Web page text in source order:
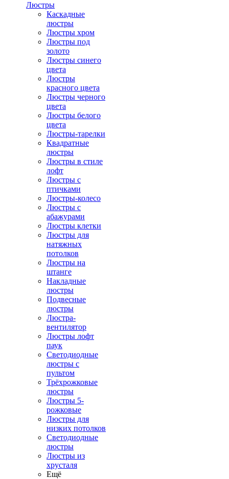
Люстры
Каскадные
люстры
Люстры хром
Люстры под
золото
Люстры синего
цвета
Люстры
красного цвета
Люстры черного
цвета
Люстры белого
цвета
Люстры-тарелки
Квадратные
люстры
Люстры в стиле
лофт
Люстры с
птичками
Люстры-колесо
Люстры с
абажурами
Люстры клетки
Люстры для
натяжных
потолков
Люстры на
штанге
Накладные
люстры
Подвесные
люстры
Люстра-
вентилятор
Люстры лофт
паук
Светодиодные
люстры с
пультом
Трёхрожковые
люстры
Люстры 5-
рожковые
Люстры для
низких потолков
Cветодиодные
люстры
Люстры из
хрусталя
Ещё